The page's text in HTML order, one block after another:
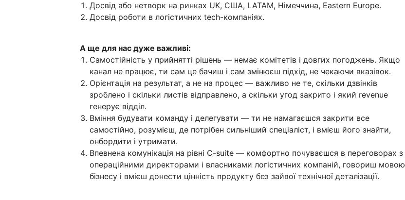
Досвід або нетворк на ринках UK, США, LATAM, Німеччина, Eastern Europe.
Досвід роботи в логістичних tech-компаніях.
А ще для нас дуже важливі:
Самостійність у прийнятті рішень — немає комітетів і довгих погоджень. Якщо
канал не працює, ти сам це бачиш і сам змінюєш підхід, не чекаючи вказівок.
Орієнтація на результат, а не на процес — важливо не те, скільки дзвінків
зроблено і скільки листів відправлено, а скільки угод закрито і який revenue
генерує відділ.
Вміння будувати команду і делегувати — ти не намагаєшся закрити все
самостійно, розумієш, де потрібен сильніший спеціаліст, і вмієш його знайти,
онбордити і утримати.
Впевнена комунікація на рівні C-suite — комфортно почуваєшся в переговорах з
операційними директорами і власниками логістичних компаній, говориш мовою
бізнесу і вмієш донести цінність продукту без зайвої технічної деталізації.